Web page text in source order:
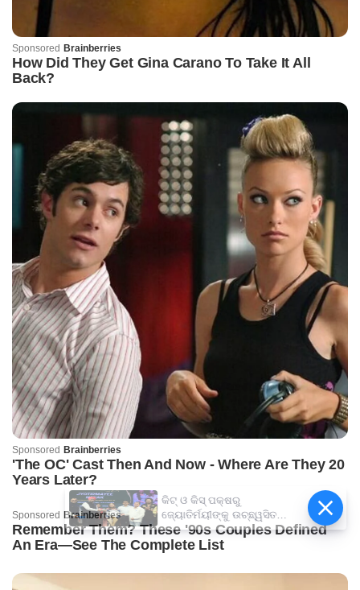
କିଟ୍‍ ଓ କିସ୍‍ ପକ୍ଷରୁ
ଜ୍ୟୋତିର୍ମୟୀଙ୍କୁ ଉଚ୍ଛ୍ୱସିତ
ସମ୍ବର୍ଦ୍ଧନା; ୫ଲକ୍ଷ ଟଙ୍କାର
ପ୍ରୋତ୍ସାହନ ରାଶି ପ୍ରଦାନ